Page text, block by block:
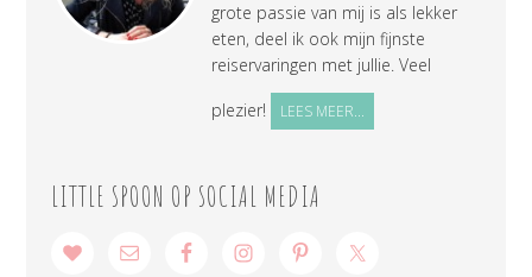
grote passie van mij is als lekker
eten, deel ik ook mijn fijnste
reiservaringen met jullie. Veel
plezier!
LEES MEER...
LITTLE SPOON OP SOCIAL MEDIA